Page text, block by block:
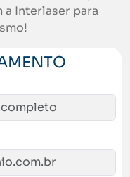
a Interlaser para